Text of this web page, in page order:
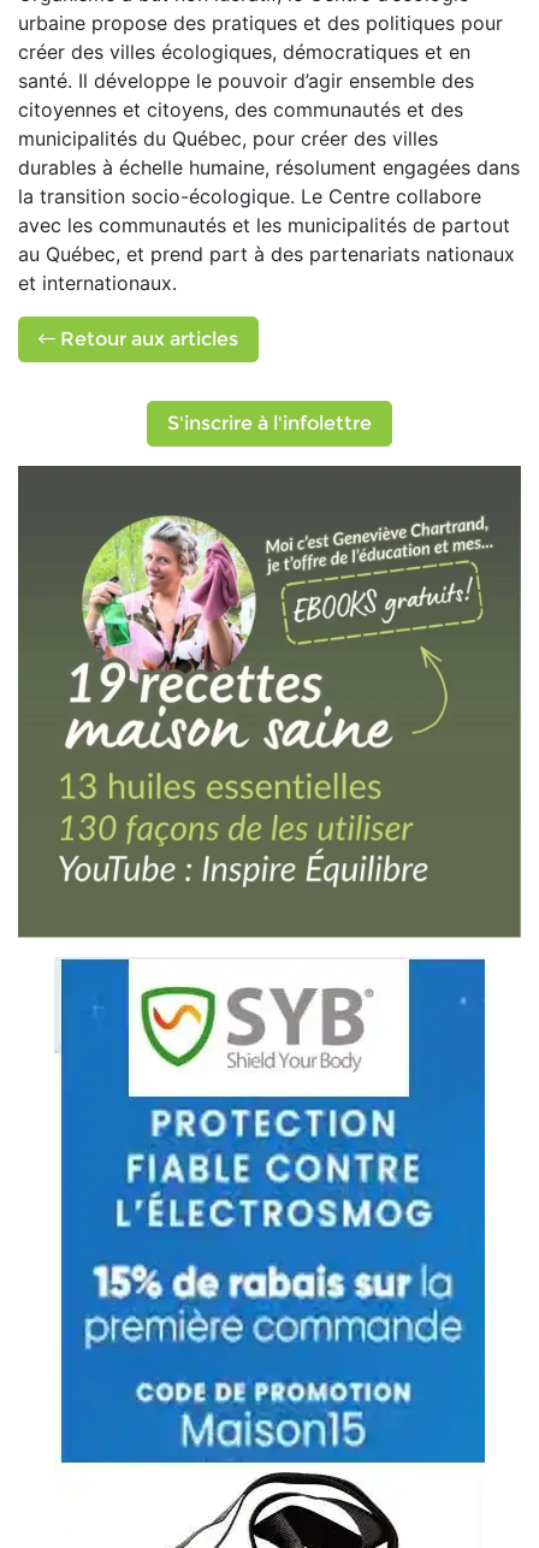
urbaine propose des pratiques et des politiques pour
créer des villes écologiques, démocratiques et en
santé. Il développe le pouvoir d’agir ensemble des
citoyennes et citoyens, des communautés et des
municipalités du Québec, pour créer des villes
durables à échelle humaine, résolument engagées dans
la transition socio-écologique. Le Centre collabore
avec les communautés et les municipalités de partout
au Québec, et prend part à des partenariats nationaux
et internationaux.
Retour aux articles
S'inscrire à l'infolettre